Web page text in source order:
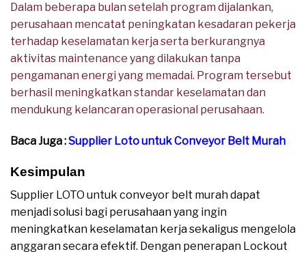
Dalam beberapa bulan setelah program dijalankan,
perusahaan mencatat peningkatan kesadaran pekerja
terhadap keselamatan kerja serta berkurangnya
aktivitas maintenance yang dilakukan tanpa
pengamanan energi yang memadai. Program tersebut
berhasil meningkatkan standar keselamatan dan
mendukung kelancaran operasional perusahaan.
Baca Juga :Supplier Loto untuk Conveyor Belt Murah
Kesimpulan
Supplier LOTO untuk conveyor belt murah dapat
menjadi solusi bagi perusahaan yang ingin
meningkatkan keselamatan kerja sekaligus mengelola
anggaran secara efektif. Dengan penerapan Lockout